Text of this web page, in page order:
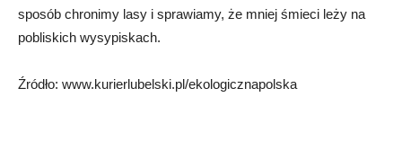
sposób chronimy lasy i sprawiamy, że mniej śmieci leży na
pobliskich wysypiskach.
Źródło: www.kurierlubelski.pl/ekologicznapolska